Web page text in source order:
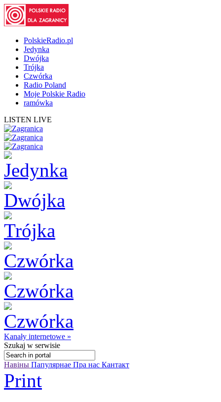
PolskieRadio.pl
Jedynka
Dwójka
Trójka
Czwórka
Radio Poland
Moje Polskie Radio
ramówka
LISTEN LIVE
Kanały internetowe »
Szukaj w serwisie
Навіны Папулярнае Пра нас Кантакт
Print